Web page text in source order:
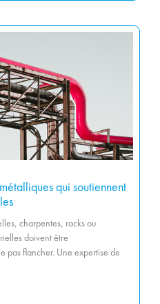
qui soutiennent
charpentes, racks ou
doivent être
pas flancher. Une expertise de